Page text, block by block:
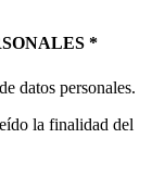
*
datos personales.
la finalidad del